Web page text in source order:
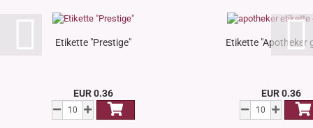
Etikette "Prestige"
EUR 0.36
Etikette "Apotheker
EUR 0.36